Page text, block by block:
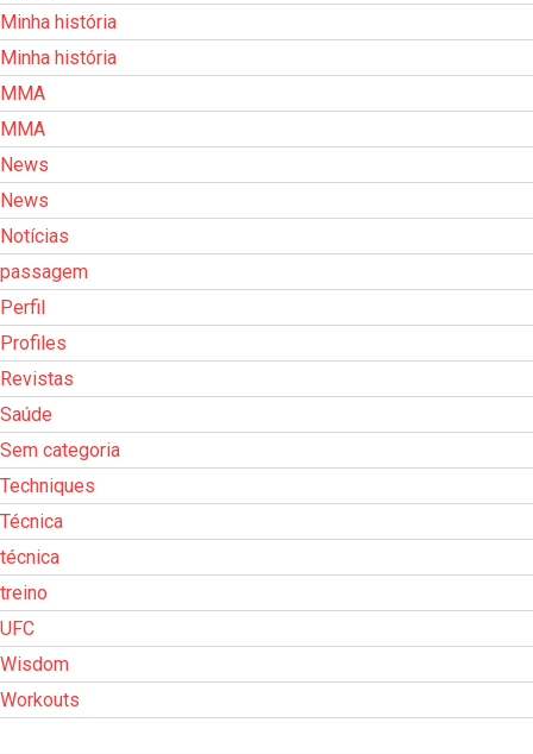
Minha história
Minha história
MMA
MMA
News
News
Notícias
passagem
Perfil
Profiles
Revistas
Saúde
Sem categoria
Techniques
Técnica
técnica
treino
UFC
Wisdom
Workouts